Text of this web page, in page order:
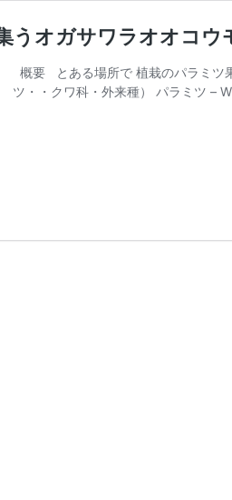
うオガサワラオオコウ
概要 とある場所で 植栽のパラミツ
ツ・・クワ科・外来種） パラミツ